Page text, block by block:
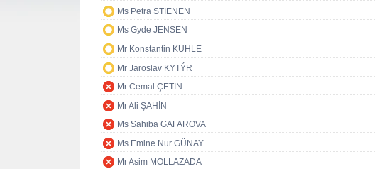
Ms Petra STIENEN
Ms Gyde JENSEN
Mr Konstantin KUHLE
Mr Jaroslav KYTÝR
Mr Cemal ÇETİN
Mr Ali ŞAHİN
Ms Sahiba GAFAROVA
Ms Emine Nur GÜNAY
Mr Asim MOLLAZADA